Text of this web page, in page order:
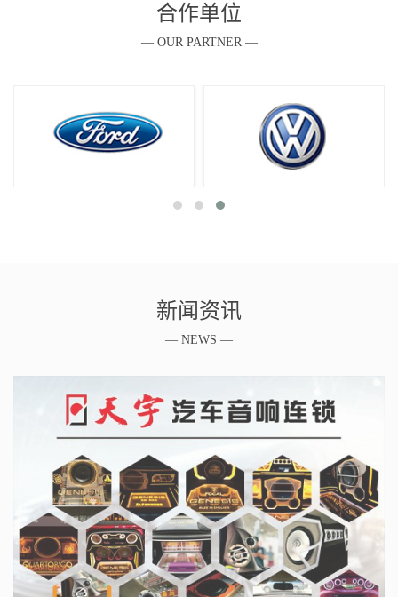
合作单位
— OUR PARTNER —
新闻资讯
— NEWS —